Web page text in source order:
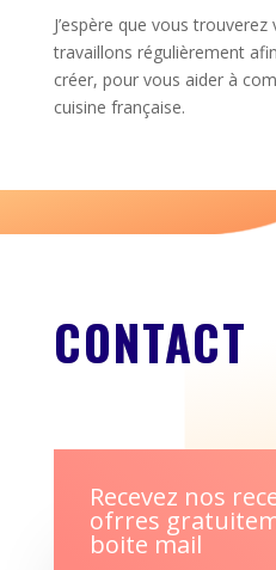
J’espère que vous
travaillons régulièrement
créer, pour vous aider à
cuisine française.
CONTACT
Recevez nos
ofrres
boite mail